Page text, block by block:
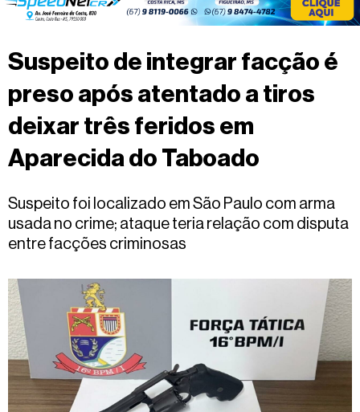
Sobre
Nós
TV
MS
dia
Fale
Suspeito de integrar facção é
preso após atentado a tiros
deixar três feridos em
Aparecida do Taboado
Suspeito foi localizado em São Paulo com arma
usada no crime; ataque teria relação com disputa
entre facções criminosas